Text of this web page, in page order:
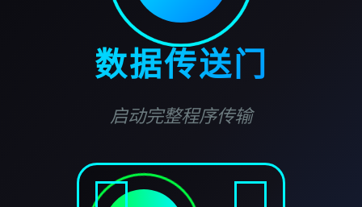
数据传送门
启动完整程序传输